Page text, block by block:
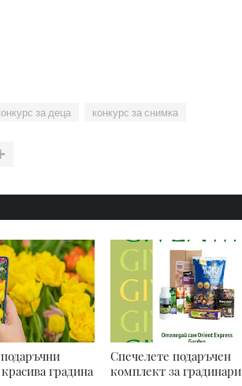
за деца конкурс за снимка
градина
Спечелете подаръчен
комплект за градинари